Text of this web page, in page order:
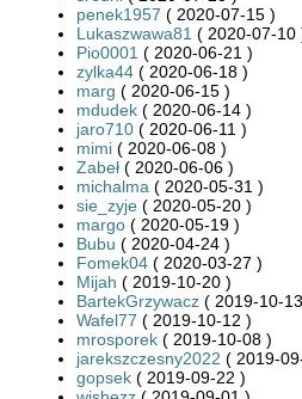
penek1957 ( 2020-07-15 )
Lukaszwawa81 ( 2020-07-10
Pio0001 ( 2020-06-21 )
zylka44 ( 2020-06-18 )
marg ( 2020-06-15 )
mdudek ( 2020-06-14 )
jaro710 ( 2020-06-11 )
mimi ( 2020-06-08 )
Zabeł ( 2020-06-06 )
michalma ( 2020-05-31 )
sie_zyje ( 2020-05-20 )
margo ( 2020-05-19 )
Bubu ( 2020-04-24 )
Fomek04 ( 2020-03-27 )
Mijah ( 2019-10-20 )
BartekGrzywacz ( 2019-10-
Wafel77 ( 2019-10-12 )
mrosporek ( 2019-10-08 )
jarekszczesny2022 ( 2019-
gopsek ( 2019-09-22 )